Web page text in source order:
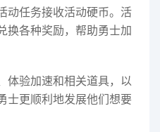
动任务接收活动硬币。活
换各种奖励，帮助勇士加
体验加速和相关道具，以
士更顺利地发展他们想要